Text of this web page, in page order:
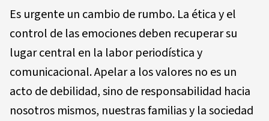
Es urgente un cambio de rumbo. La ética y el
control de las emociones deben recuperar su
lugar central en la labor periodística y
comunicacional. Apelar a los valores no es un
acto de debilidad, sino de responsabilidad hacia
nosotros mismos, nuestras familias y la sociedad